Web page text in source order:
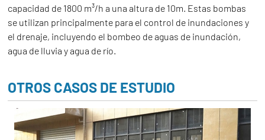
capacidad de 1800 m³/h a una altura de 10m. Estas bombas
se utilizan principalmente para el control de inundaciones y
el drenaje, incluyendo el bombeo de aguas de inundación,
agua de lluvia y agua de río.
OTROS CASOS DE ESTUDIO